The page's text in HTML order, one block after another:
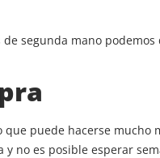
segunda mano podemos
que puede hacerse
no es posible esperar